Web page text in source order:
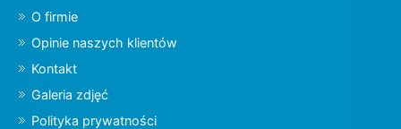
O firmie
Opinie naszych klientów
Kontakt
Galeria zdjęć
Polityka prywatności